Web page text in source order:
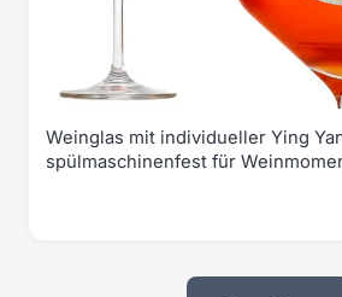
Weinglas mit individueller Ying
spülmaschinenfest für